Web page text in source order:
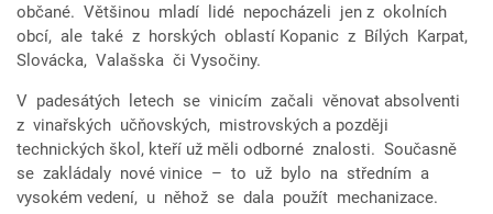
občané. Většinou mladí lidé nepocházeli jen z okolních
obcí, ale také z horských oblastí Kopanic z Bílých Karpat,
Slovácka, Valašska či Vysočiny.
V padesátých letech se vinicím začali věnovat absolventi
z vinařských učňovských, mistrovských a později
technických škol, kteří už měli odborné znalosti. Současně
se zakládaly nové vinice – to už bylo na středním a
vysokém vedení, u něhož se dala použít mechanizace.